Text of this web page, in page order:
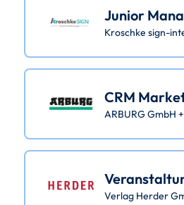
Junior
Kroschke sign-
CRM
ARBURG GmbH
Verlag Herder